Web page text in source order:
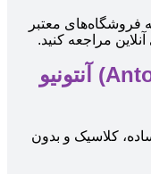
فروشگاه‌های معتبر
مراجعه کنید.
طراحی بطری (Antonio Puig) آنتونیو
کلاسیک و بدون